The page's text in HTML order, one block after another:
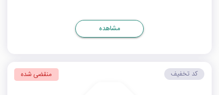
مشاهده
کد تخفیف منقضی شده